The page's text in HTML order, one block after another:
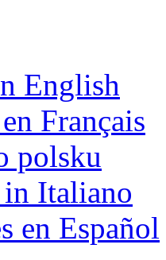
English
Français
polsku
Italiano
en Español